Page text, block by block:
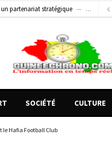
partenariat stratégique
14 heures ago
SOCIÉTÉ CULTURE
le Hafia Football Club